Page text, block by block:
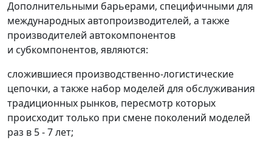
Дополнительными барьерами, специфичными для
международных автопроизводителей, а также
производителей автокомпонентов
и субкомпонентов, являются:
сложившиеся производственно-логистические
цепочки, а также набор моделей для обслуживания
традиционных рынков, пересмотр которых
происходит только при смене поколений моделей
раз в 5 - 7 лет;